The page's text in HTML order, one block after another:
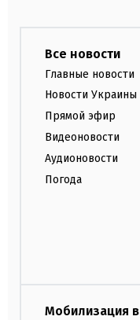
Все новости
Главные новости
Новости Украины
Прямой эфир
Видеоновости
Аудионовости
Погода
Мобилизация в